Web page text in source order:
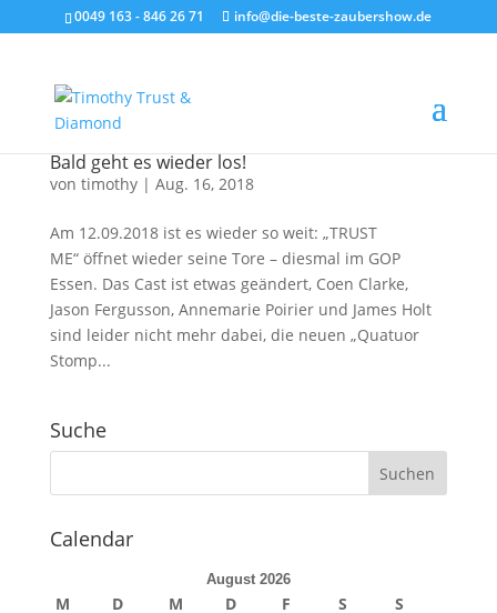
0049 163 - 846 26 71 info@die-beste-zaubershow.de
Bald geht es wieder los!
von timothy| Aug. 16, 2018
Am 12.09.2018 ist es wieder so weit: „TRUST
ME“ öffnet wieder seine Tore – diesmal im GOP
Essen. Das Cast ist etwas geändert, Coen Clarke,
Jason Fergusson, Annemarie Poirier und James Holt
sind leider nicht mehr dabei, die neuen „Quatuor
Stomp...
Suche
Calendar
August 2026
M D M D F S
S